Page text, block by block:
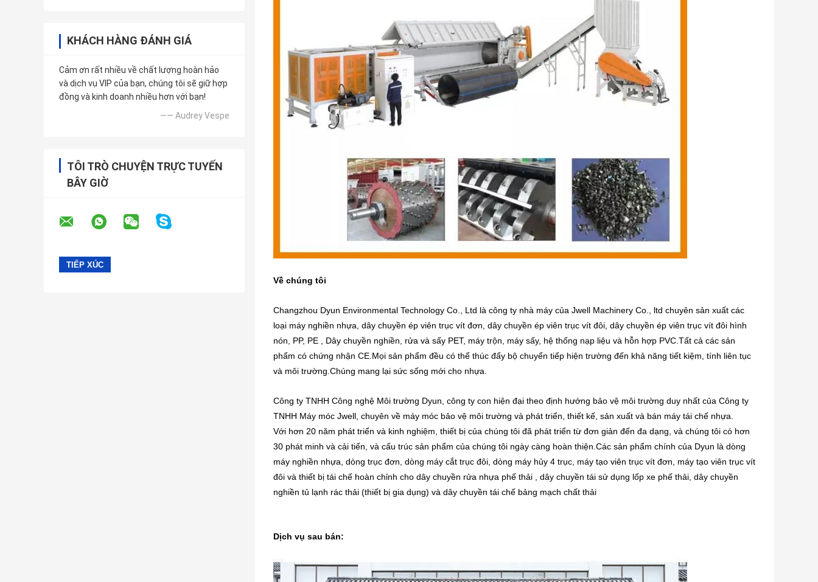
KHÁCH HÀNG ĐÁNH GIÁ
Cảm ơn rất nhiều về chất lượng hoàn hảo
và dịch vụ VIP của bạn, chúng tôi sẽ giữ hợp
đồng và kinh doanh nhiều hơn với bạn!
—— Audrey Vespe
TÔI TRÒ CHUYỆN TRỰC TUYẾN
BÂY GIỜ
Về chúng tôi
Changzhou Dyun Environmental Technology Co., Ltd là công ty nhà máy của Jwell Machinery Co., ltd chuyên sản xuất các
loại máy nghiền nhựa, dây chuyền ép viên trục vít đơn, dây chuyền ép viên trục vít đôi, dây chuyền ép viên trục vít đôi hình
nón, PP, PE , Dây chuyền nghiền, rửa và sấy PET, máy trộn, máy sấy, hệ thống nạp liệu và hỗn hợp PVC.Tất cả các sản
phẩm có chứng nhận CE.Mọi sản phẩm đều có thể thúc đẩy bộ chuyển tiếp hiện trường đến khả năng tiết kiệm, tính liên tục
và môi trường.Chúng mang lại sức sống mới cho nhựa.
Công ty TNHH Công nghệ Môi trường Dyun, công ty con hiện đại theo định hướng bảo vệ môi trường duy nhất của Công ty
TNHH Máy móc Jwell, chuyên về máy móc bảo vệ môi trường và phát triển, thiết kế, sản xuất và bán máy tái chế nhựa.
Với hơn 20 năm phát triển và kinh nghiệm, thiết bị của chúng tôi đã phát triển từ đơn giản đến đa dạng, và chúng tôi có hơn
30 phát minh và cải tiến, và cấu trúc sản phẩm của chúng tôi ngày càng hoàn thiện.Các sản phẩm chính của Dyun là dòng
máy nghiền nhựa, dòng trục đơn, dòng máy cắt trục đôi, dòng máy hủy 4 trục, máy tạo viên trục vít đơn, máy tạo viên trục vít
đôi và thiết bị tái chế hoàn chỉnh cho dây chuyền rửa nhựa phế thải , dây chuyền tái sử dụng lốp xe phế thải, dây chuyền
nghiền tủ lạnh rác thải (thiết bị gia dụng) và dây chuyền tái chế bảng mạch chất thải
Dịch vụ sau bán: